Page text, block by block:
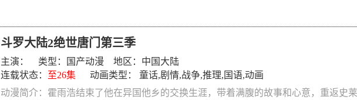
斗罗大陆2绝世唐门第三季
主演： 类型： 国产动漫 地区：中国大陆
连载状态： 至26集 动画类型： 童话,剧情,战争,推理, 国语,动画
动漫简介：霍雨浩结束了他在异国他乡的交换生涯，带着满腹的故事和心意，重返史